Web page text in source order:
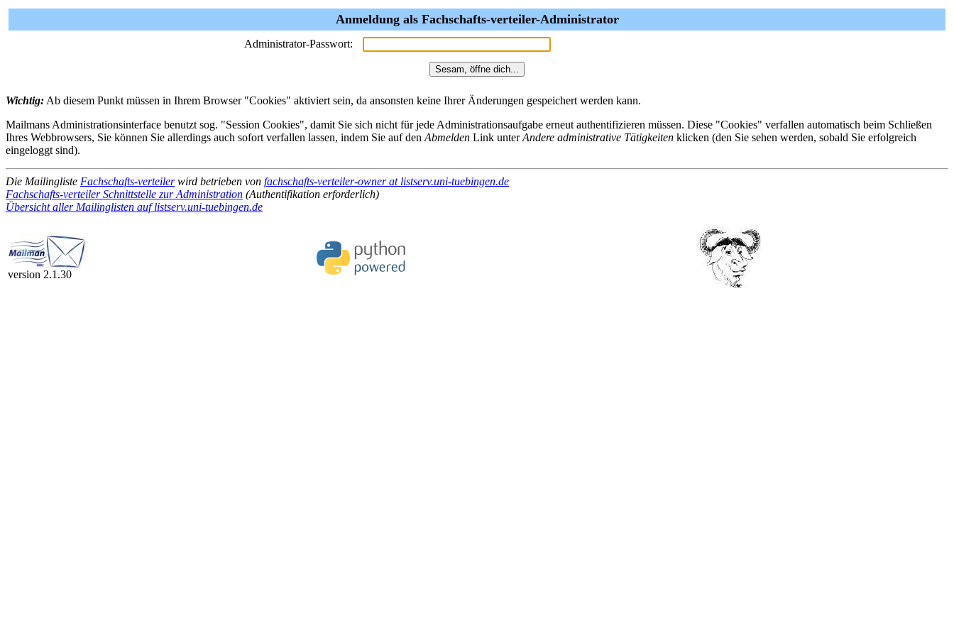
Anmeldung als Fachschafts-verteiler-Administrator
Administrator-Passwort:
Wichtig: Ab diesem Punkt müssen in Ihrem Browser "Cookies" aktiviert sein, da ansonsten keine Ihrer Änderungen gespeichert werden kann.
Mailmans Administrationsinterface benutzt sog. "Session Cookies", damit Sie sich nicht für jede Administrationsaufgabe erneut authentifizieren müssen. Diese "Cookies" verfallen automatisch beim Schließen
Ihres Webbrowsers, Sie können Sie allerdings auch sofort verfallen lassen, indem Sie auf den Abmelden Link unterAndere administrative Tätigkeiten klicken (den Sie sehen werden, sobald Sie erfolgreich
eingeloggt sind).
Die Mailingliste Fachschafts-verteilerwird betrieben von fachschafts-verteiler-owner at listserv.uni-tuebingen.de
Fachschafts-verteiler Schnittstelle zur Administration (Authentifikation erforderlich)
Übersicht aller Mailinglisten auf listserv.uni-tuebingen.de
version 2.1.30